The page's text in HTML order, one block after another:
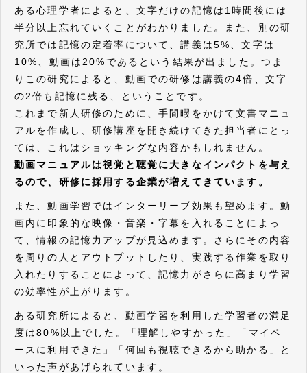
ある心理学者によると、文字だけの記憶は1時間後には
半分以上忘れていくことがわかりました。また、別の研
究所では記憶の定着率について、講義は5%、文字は
10%、動画は20%であるという結果が出ました。つま
りこの研究によると、動画での研修は講義の4倍、文字
の2倍も記憶に残る、ということです。
これまで新人研修のために、手間暇をかけて文書マニュ
アルを作成し、研修講座を開き続けてきた担当者にとっ
ては、これはショッキングな内容かもしれません。
動画マニュアルは視覚と聴覚に大きなインパクトを与え
るので、研修に採用する企業が増えてきています。
また、動画学習ではインターリーブ効果も望めます。動
画内に印象的な映像・音楽・字幕を入れることによっ
て、情報の記憶力アップが見込めます。さらにその内容
を周りの人とアウトプットしたり、実践する作業を取り
入れたりすることによって、記憶力がさらに高まり学習
の効率性が上がります。
ある研究所によると、動画学習を利用した学習者の満足
度は80%以上でした。「理解しやすかった」「マイペ
ースに利用できた」「何回も視聴できるから助かる」と
いった声があげられています。